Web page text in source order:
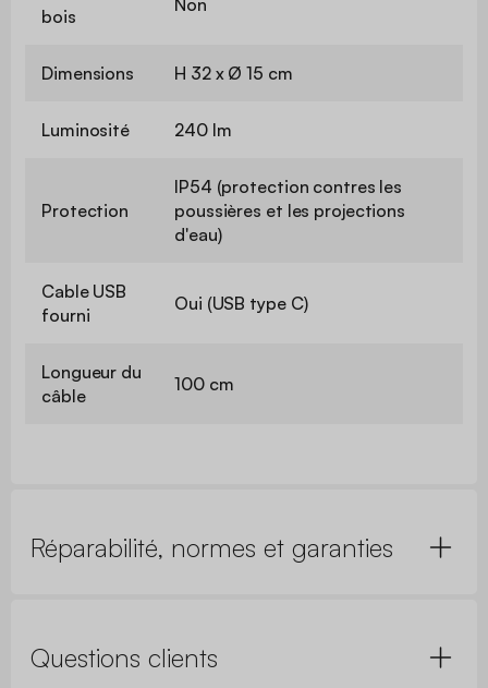
bois
Dimensions H 32 x Ø 15 cm
Luminosité 240 lm
Protection
IP54 (protection contres les
poussières et les projections
d'eau)
Cable USB
fourni
Oui (USB type C)
Longueur du
câble
100 cm
Réparabilité, normes et garanties
Questions clients